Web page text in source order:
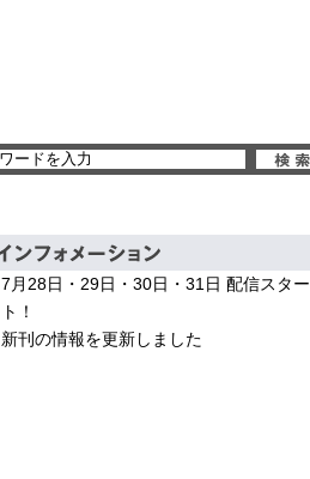
7月28日・29日・30日・31日 配信スター
ト！
新刊の情報を更新しました